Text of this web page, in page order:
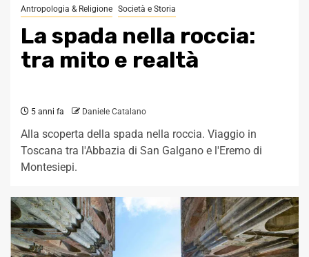
Antropologia & Religione Società e Storia
La spada nella roccia:
tra mito e realtà
5 anni fa Daniele Catalano
Alla scoperta della spada nella roccia. Viaggio in
Toscana tra l'Abbazia di San Galgano e l'Eremo di
Montesiepi.